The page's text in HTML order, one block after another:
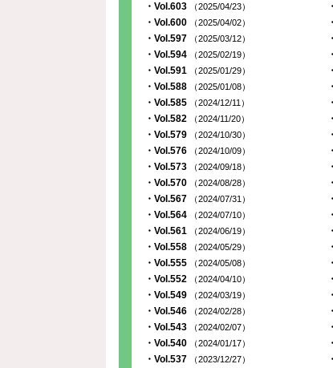
・Vol.603 （2025/04/23）
・Vol.600 （2025/04/02）
・Vol.597 （2025/03/12）
・Vol.594 （2025/02/19）
・Vol.591 （2025/01/29）
・Vol.588 （2025/01/08）
・Vol.585 （2024/12/11）
・Vol.582 （2024/11/20）
・Vol.579 （2024/10/30）
・Vol.576 （2024/10/09）
・Vol.573 （2024/09/18）
・Vol.570 （2024/08/28）
・Vol.567 （2024/07/31）
・Vol.564 （2024/07/10）
・Vol.561 （2024/06/19）
・Vol.558 （2024/05/29）
・Vol.555 （2024/05/08）
・Vol.552 （2024/04/10）
・Vol.549 （2024/03/19）
・Vol.546 （2024/02/28）
・Vol.543 （2024/02/07）
・Vol.540 （2024/01/17）
・Vol.537 （2023/12/27）